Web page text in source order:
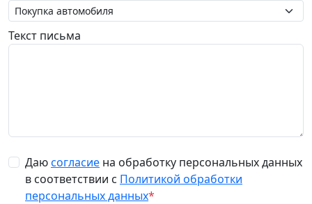
Текст письма
Даюсогласие на обработку персональных данных
в соответствии с Политикой обработки
персональных данных*